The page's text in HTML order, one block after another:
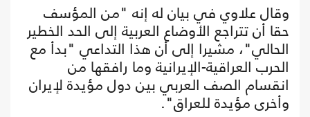
وقال علاوي في بيان له إنه "من المؤسف
حقا أن تتراجع الأوضاع العربية إلى الحد الخطير
الحالي"، مشيرا إلى أن هذا التداعي "بدأ مع
الحرب العراقية-الإيرانية وما رافقها من
انقسام الصف العربي بين دول مؤيدة لإيران
وأخرى مؤيدة للعراق".